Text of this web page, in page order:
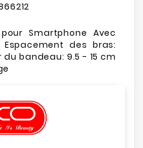
Smartphone Avec
des bras:
bandeau: 9.5 - 15 cm